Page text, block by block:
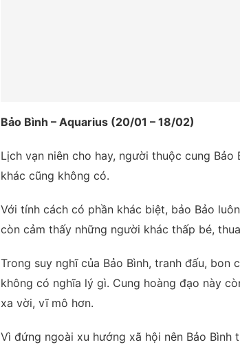
Bảo Bình – Aquarius (20/01 – 18/02)
Lịch vạn niên cho hay, người thuộc cung
khác cũng không có.
Với tính cách có phần khác biệt, bảo Bảo
còn cảm thấy những người khác thấp bé,
Trong suy nghĩ của Bảo Bình, tranh đấu,
không có nghĩa lý gì. Cung hoàng đạo này
xa vời, vĩ mô hơn.
Vì đứng ngoài xu hướng xã hội nên Bảo